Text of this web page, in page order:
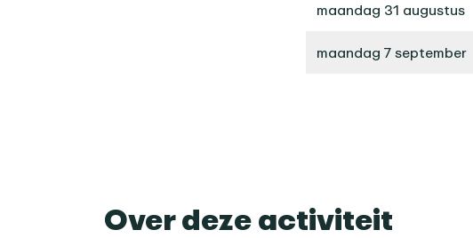
maandag 31 augustus
maandag 7 september
Over deze activiteit